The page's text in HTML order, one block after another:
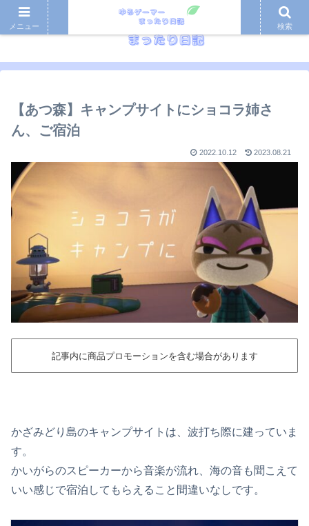
【あつ森】キャンプサイトにショコラ姉さ
ん、ご宿泊
2022.10.12 2023.08.21
記事内に商品プロモーションを含む場合があります
かざみどり島のキャンプサイトは、波打ち際に建っていま
す。
かいがらのスピーカーから音楽が流れ、海の音も聞こえて
いい感じで宿泊してもらえること間違いなしです。
メニュー 検索